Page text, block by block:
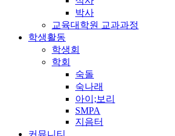
박사
교육대학원 교과과정
학생활동
학생회
학회
숙돌
숙나래
아이;보리
SMPA
지음터
커뮤니티